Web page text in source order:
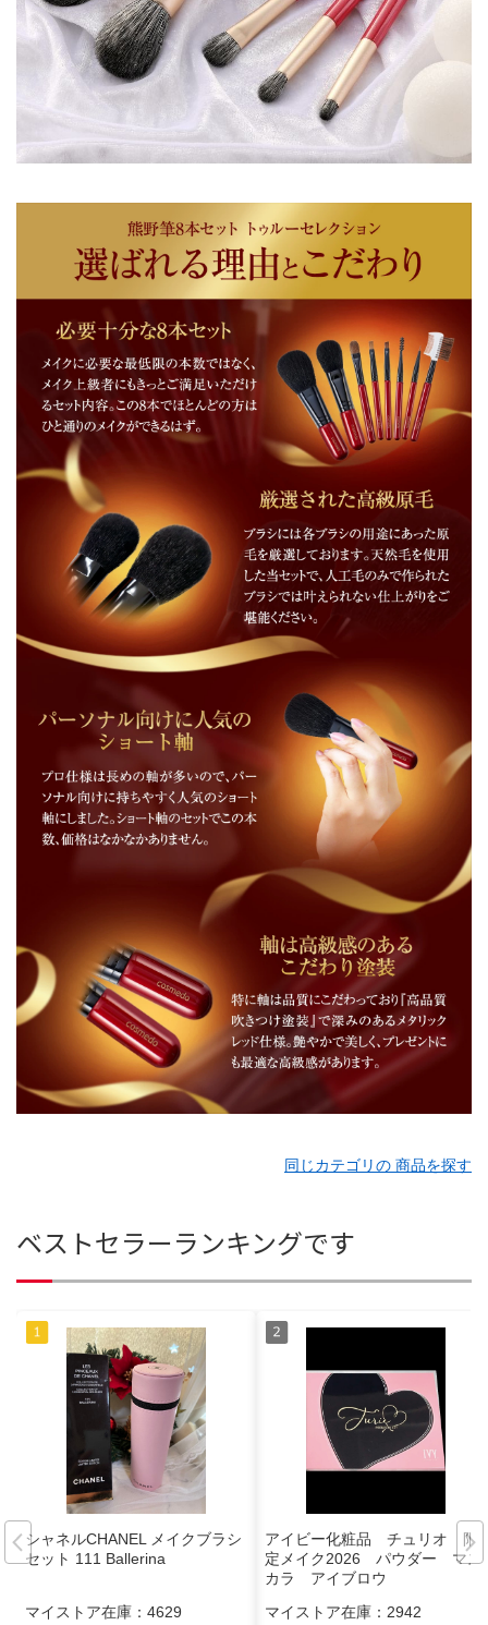
同じカテゴリの 商品を探す
ベストセラーランキングです
シャネルCHANEL メイクブラシ
セット 111 Ballerina
マイストア在庫： 4629
アイビー化粧品 チュリオ 限
定メイク2026 パウダー マス
カラ アイブロウ
マイストア在庫： 2942